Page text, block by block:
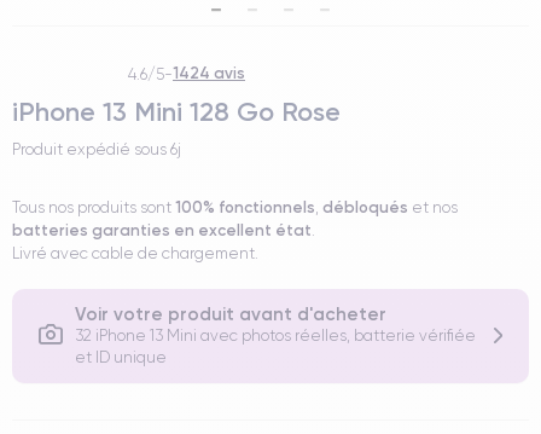
4.6/5-1424 avis
iPhone 13 Mini 128 Go Rose
Produit expédié sous 6j
Tous nos produits sont 100% fonctionnels, débloqués et nos
batteries garanties en excellent état.
Livré avec cable de chargement.
Voir votre produit avant d'acheter
32 iPhone 13 Mini avec photos réelles, batterie vérifiée
et ID unique